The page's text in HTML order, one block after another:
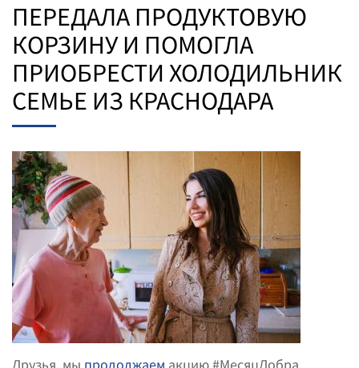
ПЕРЕДАЛА ПРОДУКТОВУЮ
КОРЗИНУ И ПОМОГЛА
ПРИОБРЕСТИ ХОЛОДИЛЬНИК
СЕМЬЕ ИЗ КРАСНОДАРА